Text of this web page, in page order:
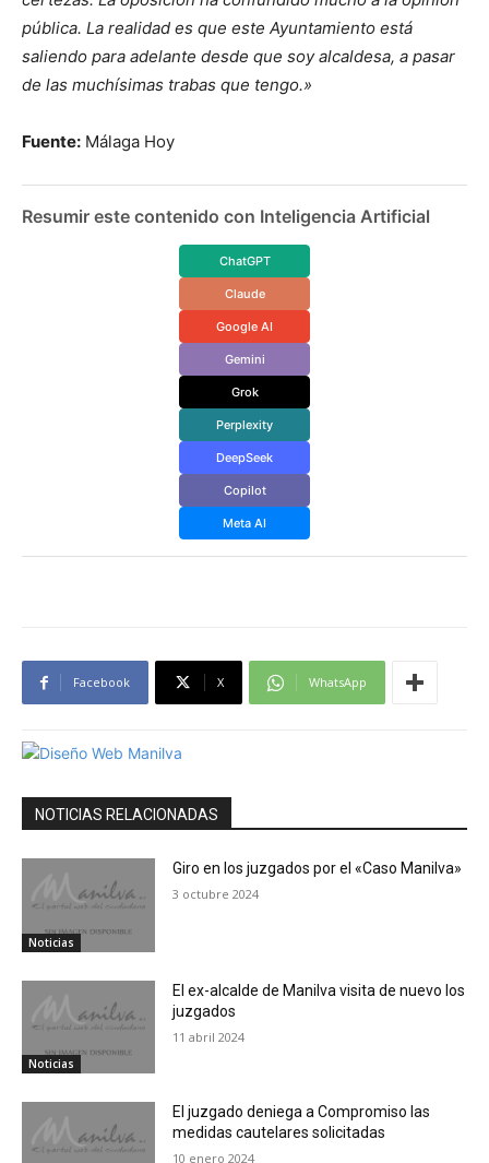
pública. La realidad es que este Ayuntamiento está
saliendo para adelante desde que soy alcaldesa, a pasar
de las muchísimas trabas que tengo.»
Fuente: Málaga Hoy
Resumir este contenido con Inteligencia Artificial
ChatGPT
Claude
Google AI
Gemini
Grok
Perplexity
DeepSeek
Copilot
Meta AI
Facebook X WhatsApp
NOTICIAS RELACIONADAS
Noticias
Giro en los juzgados por el «Caso Manilva»
3 octubre 2024
Noticias
El ex-alcalde de Manilva visita de nuevo los
juzgados
11 abril 2024
El juzgado deniega a Compromiso las
medidas cautelares solicitadas
10 enero 2024